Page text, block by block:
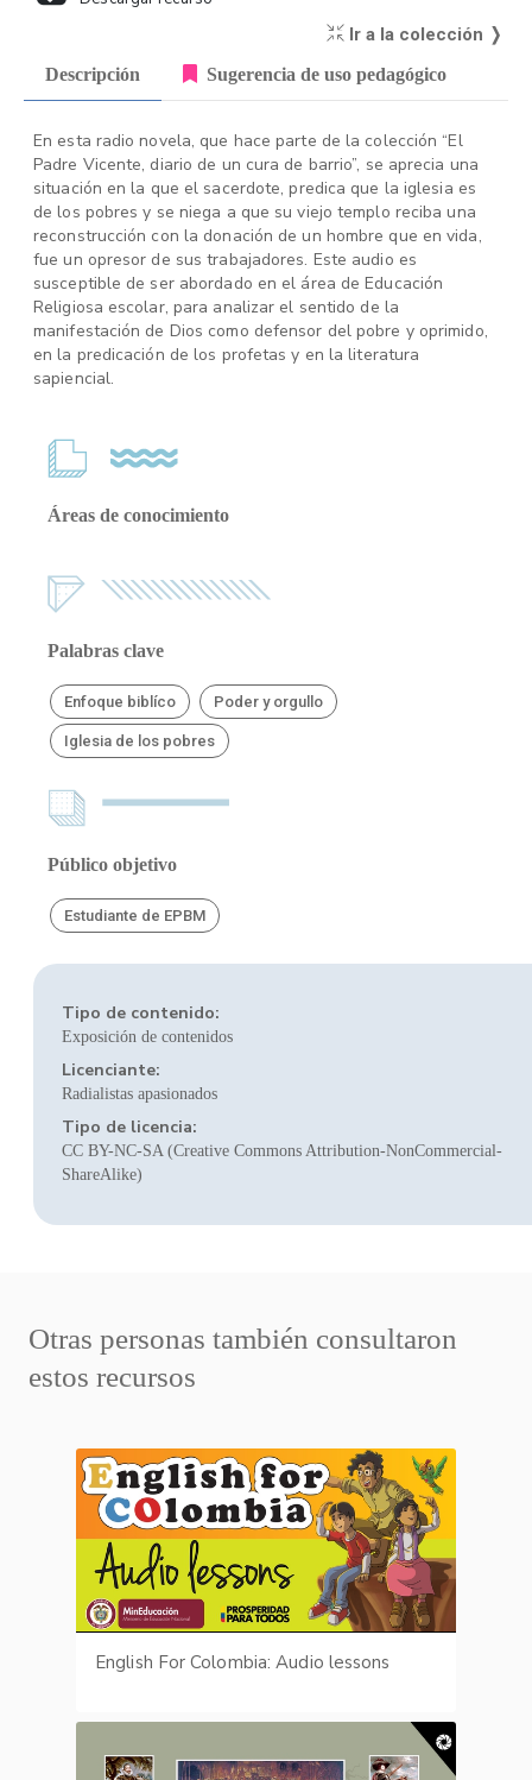
Ir a la colección ❭
Descripción Sugerencia de uso pedagógico
En esta radio novela, que hace parte de la colección “El
Padre Vicente, diario de un cura de barrio”, se aprecia una
situación en la que el sacerdote, predica que la iglesia es
de los pobres y se niega a que su viejo templo reciba una
reconstrucción con la donación de un hombre que en vida,
fue un opresor de sus trabajadores. Este audio es
susceptible de ser abordado en el área de Educación
Religiosa escolar, para analizar el sentido de la
manifestación de Dios como defensor del pobre y oprimido,
en la predicación de los profetas y en la literatura
sapiencial.
Áreas de conocimiento
Palabras clave
Enfoque biblíco Poder y orgullo
Iglesia de los pobres
Público objetivo
Estudiante de EPBM
Tipo de contenido:
Exposición de contenidos
Licenciante:
Radialistas apasionados
Tipo de licencia:
CC BY-NC-SA (Creative Commons Attribution-NonCommercial-
ShareAlike)
Otras personas también consultaron
estos recursos
English For Colombia: Audio lessons